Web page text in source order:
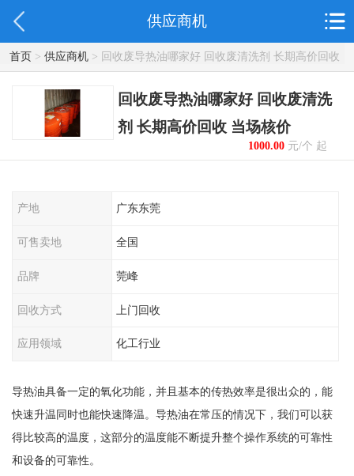
供应商机
首页> 供应商机> 回收废导热油哪家好 回收废清洗剂 长期高价回收
当场核价
回收废导热油哪家好 回收废清洗
剂 长期高价回收 当场核价
1000.00元/个 起
产地 广东东莞
可售卖地 全国
品牌 莞峰
回收方式 上门回收
应用领域 化工行业
导热油具备一定的氧化功能，并且基本的传热效率是很出众的，能
快速升温同时也能快速降温。导热油在常压的情况下，我们可以获
得比较高的温度，这部分的温度能不断提升整个操作系统的可靠性
和设备的可靠性。